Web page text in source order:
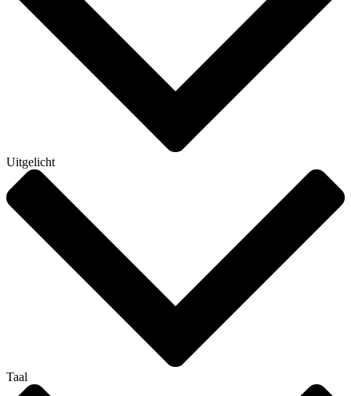
Uitgelicht
Taal